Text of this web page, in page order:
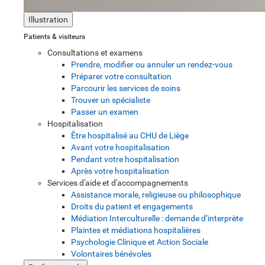
Illustration
Patients & visiteurs
Consultations et examens
Prendre, modifier ou annuler un rendez-vous
Préparer votre consultation
Parcourir les services de soins
Trouver un spécialiste
Passer un examen
Hospitalisation
Être hospitalisé au CHU de Liège
Avant votre hospitalisation
Pendant votre hospitalisation
Après votre hospitalisation
Services d'aide et d'accompagnements
Assistance morale, religieuse ou philosophique
Droits du patient et engagements
Médiation Interculturelle : demande d’interprète
Plaintes et médiations hospitalières
Psychologie Clinique et Action Sociale
Volontaires bénévoles